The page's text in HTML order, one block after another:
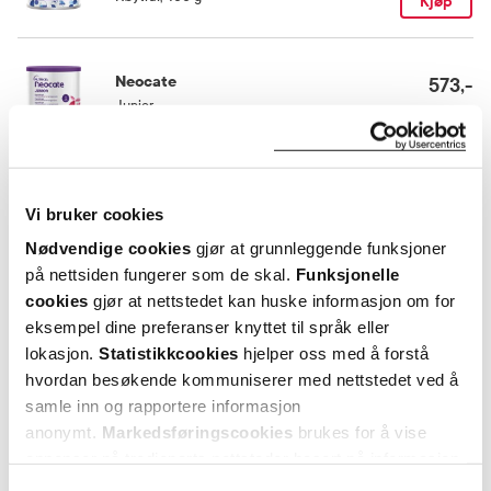
Vi bruker cookies
Nødvendige cookies gjør at grunnleggende funksjoner
på nettsiden fungerer som de skal. Funksjonelle
cookies gjør at nettstedet kan huske informasjon om for
eksempel dine preferanser knyttet til språk eller
lokasjon. Statistikkcookies hjelper oss med å forstå
hvordan besøkende kommuniserer med nettstedet ved å
samle inn og rapportere informasjon
anonymt. Markedsføringscookies brukes for å vise
Snakk med lege eller annet helsepersonell for å vurdere om
Neocate Junior er riktig for ditt barn. Neocate Junior er et
under medisinsk tilsyn. Ikke for parenteralt bruk. Ferdig blanding
skal ikke kokes, eller varmes/tilberedes i mikrobølgeovn.
E% eller 4,6 g, karbohydrat 47 E% eller 11,8 g, protein 11 E% eller
2,8 g.
Oppbevaringsbetingelser
Rom (15-25 grader)
Smak
Neocate
Junior,
573,-
Kjøp
Utforske Neocate
ANDRE SER OGSÅ PÅ